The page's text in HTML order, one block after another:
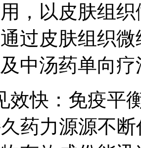
，以皮肤组
过皮肤组织
中汤药单向
效快：免疫平
药力源源不